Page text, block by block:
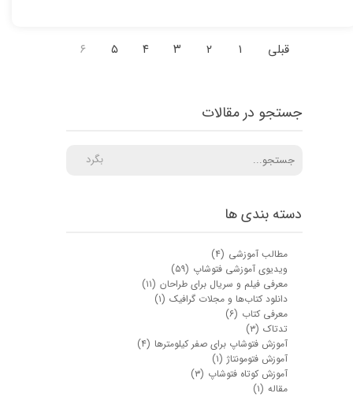
قبلی ۱ ۲ ۳ ۴ ۵ ۶
دسته بندی ها
مطالب آموزشی (۴)
ویدیوی آموزشی فتوشاپ (۵۹)
معرفی فیلم و سریال برای طراحان (۱۱)
دانلود کتاب‌ها و مجلات گرافیک (۱)
معرفی کتاب (۶)
تدتاک (۳)
آموزش فتوشاپ برای صفر کیلومترها (۴)
آموزش فتومونتاژ (۱)
آموزش کوتاه فتوشاپ (۳)
مقاله (۱)
جستجو در مقالات
بگرد